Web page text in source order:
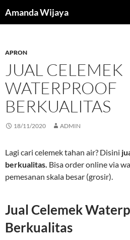
Amanda Wijaya
APRON
JUAL CELEMEK
WATERPROOF
BERKUALITAS
18/11/2020 ADMIN
Lagi cari celemek tahan air? Disini
berkualitas. Bisa order online via
pemesanan skala besar (grosir).
Jual Celemek
Berkualitas